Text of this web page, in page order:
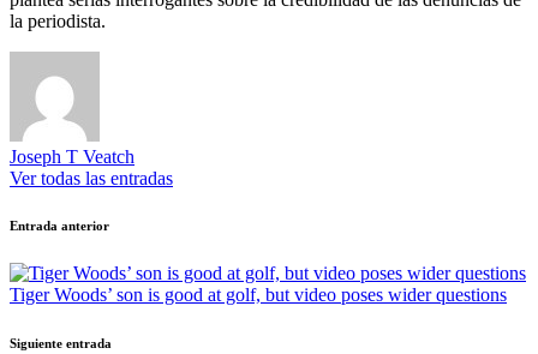
la periodista.
Joseph T Veatch
Ver todas las entradas
Navegación
de
entradas
Entrada anterior
Tiger Woods’ son is good at golf, but video poses wider questions
Siguiente entrada